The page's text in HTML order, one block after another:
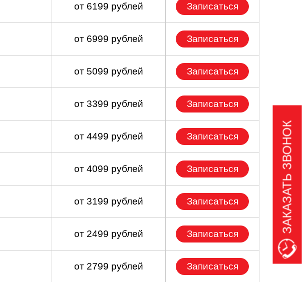
от 6199 рублей Записаться
от 6999 рублей Записаться
от 5099 рублей Записаться
от 3399 рублей Записаться
от 4499 рублей Записаться
от 4099 рублей Записаться
от 3199 рублей Записаться
от 2499 рублей Записаться
от 2799 рублей Записаться
ЗАКАЗАТЬ ЗВОНОК